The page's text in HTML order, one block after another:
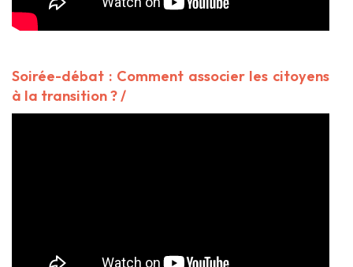
Soirée-débat : Comment associer les citoyens
à la transition ? /